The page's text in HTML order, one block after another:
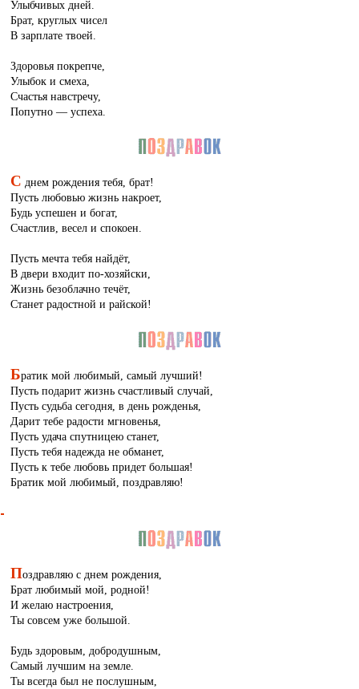
Улыбчивых дней.
Брат, круглых чисел
В зарплате твоей.
Здоровья покрепче,
Улыбок и смеха,
Счастья навстречу,
Попутно — успеха.
С днем рождения тебя, брат!
Пусть любовью жизнь накроет,
Будь успешен и богат,
Счастлив, весел и спокоен.
Пусть мечта тебя найдёт,
В двери входит по-хозяйски,
Жизнь безоблачно течёт,
Станет радостной и райской!
Братик мой любимый, самый лучший!
Пусть подарит жизнь счастливый случай,
Пусть судьба сегодня, в день рожденья,
Дарит тебе радости мгновенья,
Пусть удача спутницею станет,
Пусть тебя надежда не обманет,
Пусть к тебе любовь придет большая!
Братик мой любимый, поздравляю!
Поздравляю с днем рождения,
Брат любимый мой, родной!
И желаю настроения,
Ты совсем уже большой.
Будь здоровым, добродушным,
Самый лучшим на земле.
Ты всегда был не послушным,